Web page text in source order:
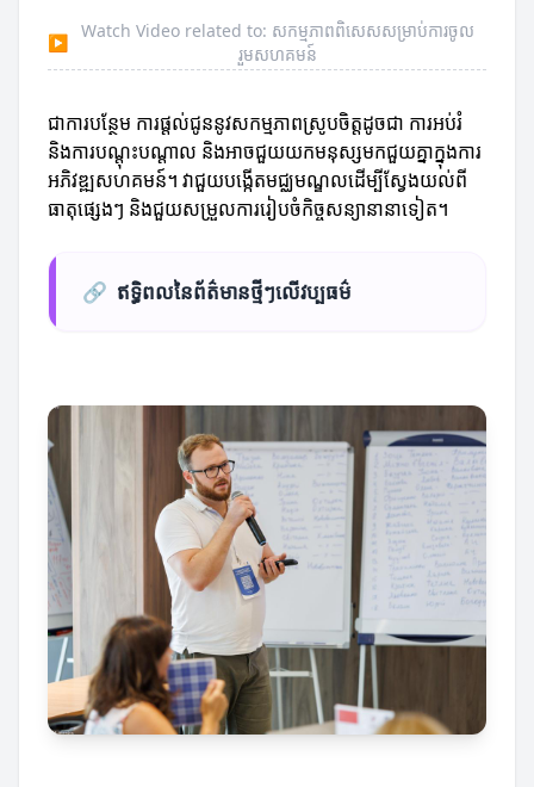
▶
Watch Video related to: សកម្មភាពពិសេសសម្រាប់ការចូល
រួមសហគមន៍
ជាការបន្ថែម ការផ្តល់ជូននូវសកម្មភាពស្រូបចិត្តដូចជា ការអប់រំ
និងការបណ្តុះបណ្តាល និងអាចជួយយកមនុស្សមកជួយគ្នាក្នុងការ
អភិវឌ្ឍសហគមន៍។ វាជួយបង្កើតមជ្ឈមណ្ឌលដើម្បីស្វែងយល់ពី
ធាតុផ្សេងៗ និងជួយសម្រួលការរៀបចំកិច្ចសន្យានានាទៀត។
🔗 ឥទ្ធិពលនៃព័ត៌មានថ្មីៗលើវប្បធម៌